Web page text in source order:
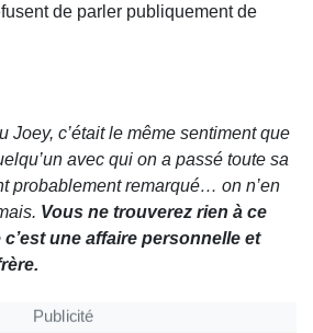
de parler publiquement de
Joey, c’était le même sentiment que
avec qui on a passé toute sa
probablement remarqué… on n’en
Vous ne trouverez rien à ce
une affaire personnelle et
Publicité